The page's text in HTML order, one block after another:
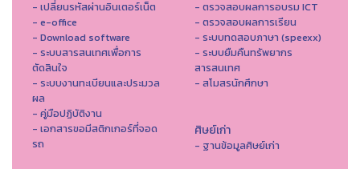
- เปลี่ยนรหัสผ่านอินเตอร์เน็ต
- e-office
- Download software
- ระบบสารสนเทศเพื่อการ
ตัดสินใจ
- ระบบงานทะเบียนและประมวล
ผล
- คู่มือปฏิบัติงาน
- เอกสารขอมีสติกเกอร์ที่จอด
รถ
- ตรวจสอบผลการอบรม ICT
- ตรวจสอบผลการเรียน
- ระบบทดสอบภาษา (speexx)
- ระบบยืมคืนทรัพยากร
สารสนเทศ
- สโมสรนักศึกษา
ศิษย์เก่า
- ฐานข้อมูลศิษย์เก่า